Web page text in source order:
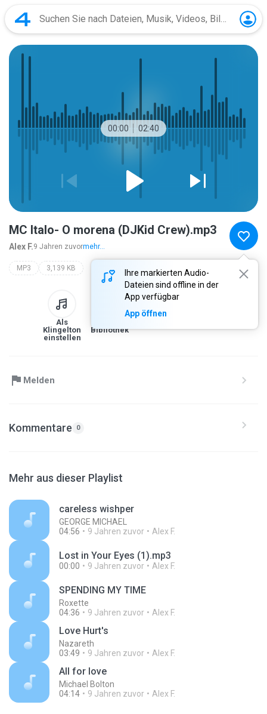
00:00 02:40
Ihre markierten Audio-
Dateien sind offline in der
App verfügbar
App öffnen
MC Italo- O morena (DJKid Crew).mp3
Alex F.9 Jahren zuvormehr...
MP3 3,139 KB
Als
Klingelton
einstellen
Bibliothek
Melden
Kommentare 0
Mehr aus dieser Playlist
careless wishper
GEORGE MICHAEL
04:56
9 Jahren zuvor Alex F.
Lost in Your Eyes (1).mp3
00:00 9 Jahren zuvor Alex F.
SPENDING MY TIME
Roxette
04:36
9 Jahren zuvor Alex F.
Love Hurt's
Nazareth
03:49
9 Jahren zuvor Alex F.
All for love
Michael Bolton
04:14
9 Jahren zuvor Alex F.